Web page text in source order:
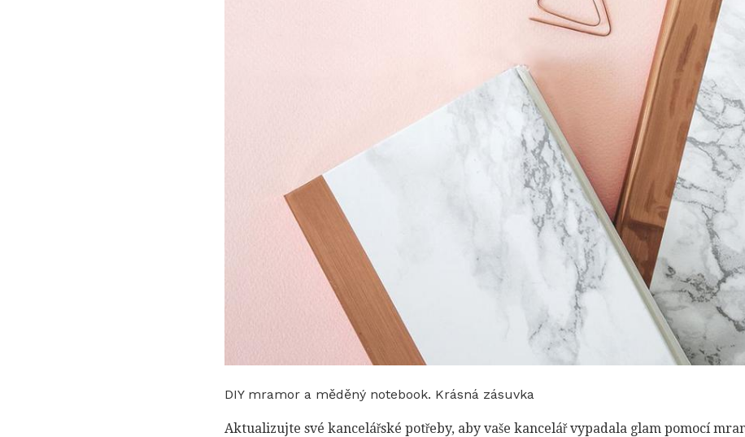
DIY mramor a měděný notebook. Krásná zásuvka
Aktualizujte své kancelářské potřeby, aby vaše kancelář vypadala glam pomocí